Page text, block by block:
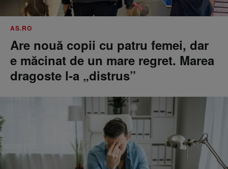
AS.RO
Are nouă copii cu patru femei, dar
e măcinat de un mare regret. Marea
dragoste l-a „distrus”